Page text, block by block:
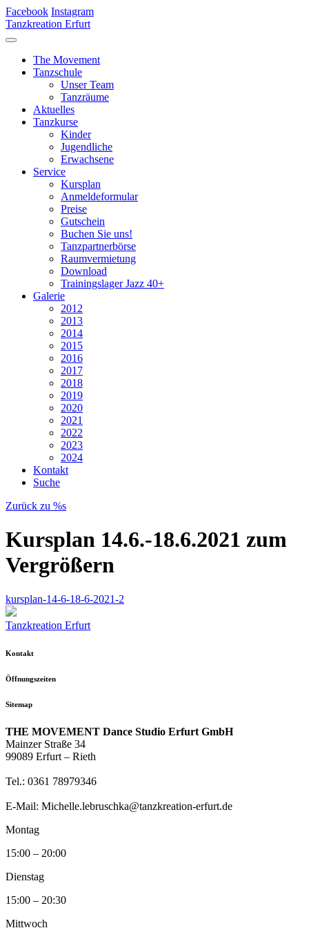
Facebook Instagram
Tanzkreation Erfurt
The Movement
Tanzschule
Unser Team
Tanzräume
Aktuelles
Tanzkurse
Kinder
Jugendliche
Erwachsene
Service
Kursplan
Anmeldeformular
Preise
Gutschein
Buchen Sie uns!
Tanzpartnerbörse
Raumvermietung
Download
Trainingslager Jazz 40+
Galerie
2012
2013
2014
2015
2016
2017
2018
2019
2020
2021
2022
2023
2024
Kontakt
Suche
Zurück zu %s
Kursplan 14.6.-18.6.2021 zum
Vergrößern
kursplan-14-6-18-6-2021-2
Tanzkreation Erfurt
Kontakt
Öffnungszeiten
Sitemap
THE MOVEMENT Dance Studio Erfurt GmbH
Mainzer Straße 34
99089 Erfurt – Rieth
Tel.: 0361 78979346
E-Mail: Michelle.lebruschka@tanzkreation-erfurt.de
Montag
15:00 – 20:00
Dienstag
15:00 – 20:30
Mittwoch